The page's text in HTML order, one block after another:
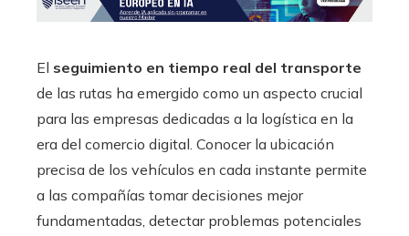
El seguimiento en tiempo real del transporte
de las rutas ha emergido como un aspecto crucial
para las empresas dedicadas a la logística en la
era del comercio digital. Conocer la ubicación
precisa de los vehículos en cada instante permite
a las compañías tomar decisiones mejor
fundamentadas, detectar problemas potenciales